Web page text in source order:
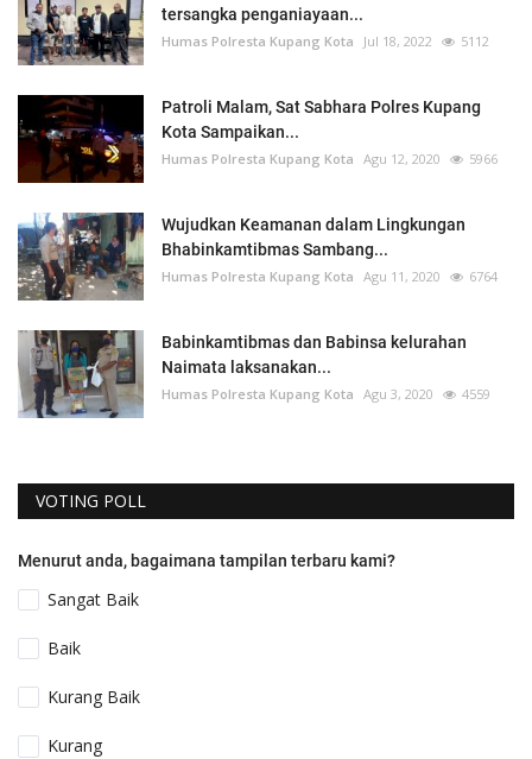
tersangka penganiayaan...
Humas Polresta Kupang Kota Jul 18, 2022 5112
Patroli Malam, Sat Sabhara Polres Kupang
Kota Sampaikan...
Humas Polresta Kupang Kota Agu 12, 2020 5966
Wujudkan Keamanan dalam Lingkungan
Bhabinkamtibmas Sambang...
Humas Polresta Kupang Kota Agu 11, 2020 6764
Babinkamtibmas dan Babinsa kelurahan
Naimata laksanakan...
Humas Polresta Kupang Kota Agu 3, 2020 4559
VOTING POLL
Menurut anda, bagaimana tampilan terbaru kami?
Sangat Baik
Baik
Kurang Baik
Kurang